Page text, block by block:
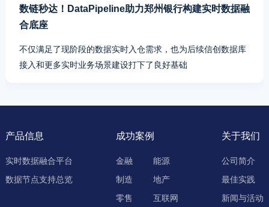
数链秒达！DataPipeline助力郑州银行构建实时数据融
合底座
不仅满足了现阶段的数据实时入仓需求，也为后续信创数据库
接入和更多实时业务场景建设打下了良好基础
产品信息
实时数据融合平台
数据节点支持总览
成功案例
金融
能源
制造
地产
零售
互联网
关于我们
公司简介
最佳实践
新闻与活动